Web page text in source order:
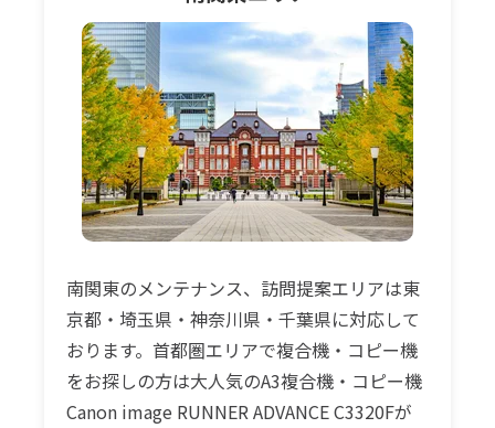
南関東のメンテナンス、訪問提案エリアは東
京都・埼玉県・神奈川県・千葉県に対応して
おります。首都圏エリアで複合機・コピー機
をお探しの方は大人気のA3複合機・コピー機
Canon image RUNNER ADVANCE C3320Fが